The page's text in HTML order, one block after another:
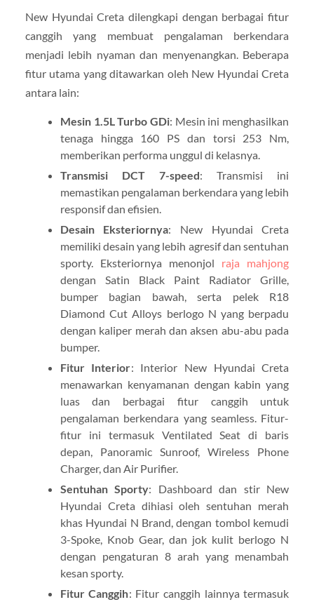
New Hyundai Creta dilengkapi dengan berbagai fitur
canggih yang membuat pengalaman berkendara
menjadi lebih nyaman dan menyenangkan. Beberapa
fitur utama yang ditawarkan oleh New Hyundai Creta
antara lain:
Mesin 1.5L Turbo GDi: Mesin ini menghasilkan
tenaga hingga 160 PS dan torsi 253 Nm,
memberikan performa unggul di kelasnya.
Transmisi DCT 7-speed: Transmisi ini
memastikan pengalaman berkendara yang lebih
responsif dan efisien.
Desain Eksteriornya: New Hyundai Creta
memiliki desain yang lebih agresif dan sentuhan
sporty. Eksteriornya menonjol raja mahjong
dengan Satin Black Paint Radiator Grille,
bumper bagian bawah, serta pelek R18
Diamond Cut Alloys berlogo N yang berpadu
dengan kaliper merah dan aksen abu-abu pada
bumper.
Fitur Interior: Interior New Hyundai Creta
menawarkan kenyamanan dengan kabin yang
luas dan berbagai fitur canggih untuk
pengalaman berkendara yang seamless. Fitur-
fitur ini termasuk Ventilated Seat di baris
depan, Panoramic Sunroof, Wireless Phone
Charger, dan Air Purifier.
Sentuhan Sporty: Dashboard dan stir New
Hyundai Creta dihiasi oleh sentuhan merah
khas Hyundai N Brand, dengan tombol kemudi
3-Spoke, Knob Gear, dan jok kulit berlogo N
dengan pengaturan 8 arah yang menambah
kesan sporty.
Fitur Canggih: Fitur canggih lainnya termasuk